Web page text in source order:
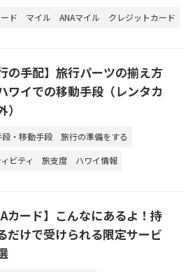
ド マイル ANAマイル クレジットカード
の手配】旅行パーツの揃え方
イでの移動手段（レンタカ
・移動手段
旅行の準備をする
ビティ
旅支度 ハワイ情報
カード】こんなにあるよ！持
だけで受けられる限定サービ